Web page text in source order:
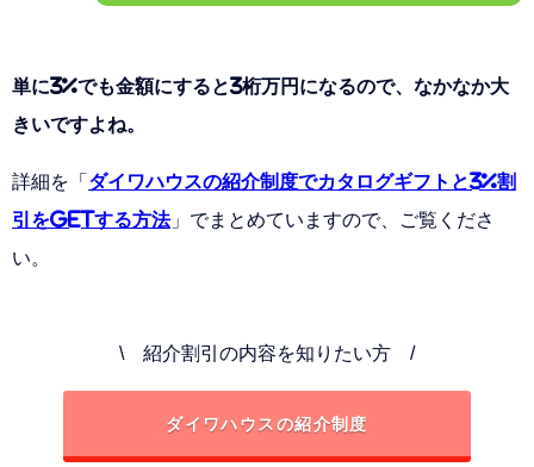
単に3%でも金額にすると3桁万円になるので、なかなか大
きいですよね。
詳細を「 ダイワハウスの紹介制度でカタログギフトと3%割
引をGETする方法」でまとめていますので、ご覧くださ
い。
\ 紹介割引の内容を知りたい方 /
ダイワハウスの紹介制度